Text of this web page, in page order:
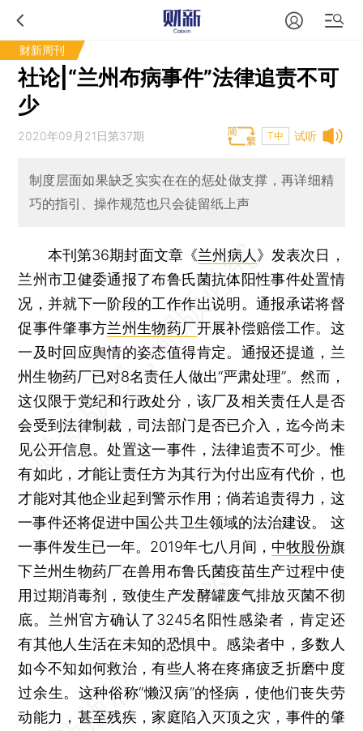
财新周刊
社论|“兰州布病事件”法律追责不可
少
试听
2020年09月21日第37期 T中
制度层面如果缺乏实实在在的惩处做支撑，再详细精
巧的指引、操作规范也只会徒留纸上声
本刊第36期封面文章《兰州病人 》发表次日，
兰州市卫健委通报了布鲁氏菌抗体阳性事件处置情
况，并就下一阶段的工作作出说明。通报承诺将督
促事件肇事方兰州生物药厂开展补偿赔偿工作。这
一及时回应舆情的姿态值得肯定。通报还提道，兰
州生物药厂已对8名责任人做出“严肃处理”。然而，
这仅限于党纪和行政处分，该厂及相关责任人是否
会受到法律制裁，司法部门是否已介入，迄今尚未
见公开信息。处置这一事件，法律追责不可少。惟
有如此，才能让责任方为其行为付出应有代价，也
才能对其他企业起到警示作用；倘若追责得力，这
一事件还将促进中国公共卫生领域的法治建设。 这
一事件发生已一年。2019年七八月间， 中牧股份旗
下兰州生物药厂在兽用布鲁氏菌疫苗生产过程中使
用过期消毒剂，致使生产发酵罐废气排放灭菌不彻
底。兰州官方确认了3245名阳性感染者，肯定还
有其他人生活在未知的恐惧中。感染者中，多数人
如今不知如何救治，有些人将在疼痛疲乏折磨中度
过余生。这种俗称“懒汉病”的怪病，使他们丧失劳
动能力，甚至残疾，家庭陷入灭顶之灾，事件的肇